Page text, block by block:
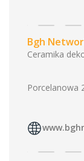
Bgh
Ceramika
Porcelanowa